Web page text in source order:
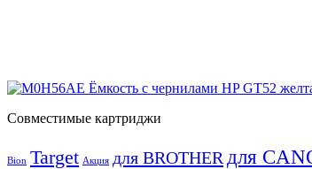
Совместимые картриджи
Bion Target Акция для BROTHER для